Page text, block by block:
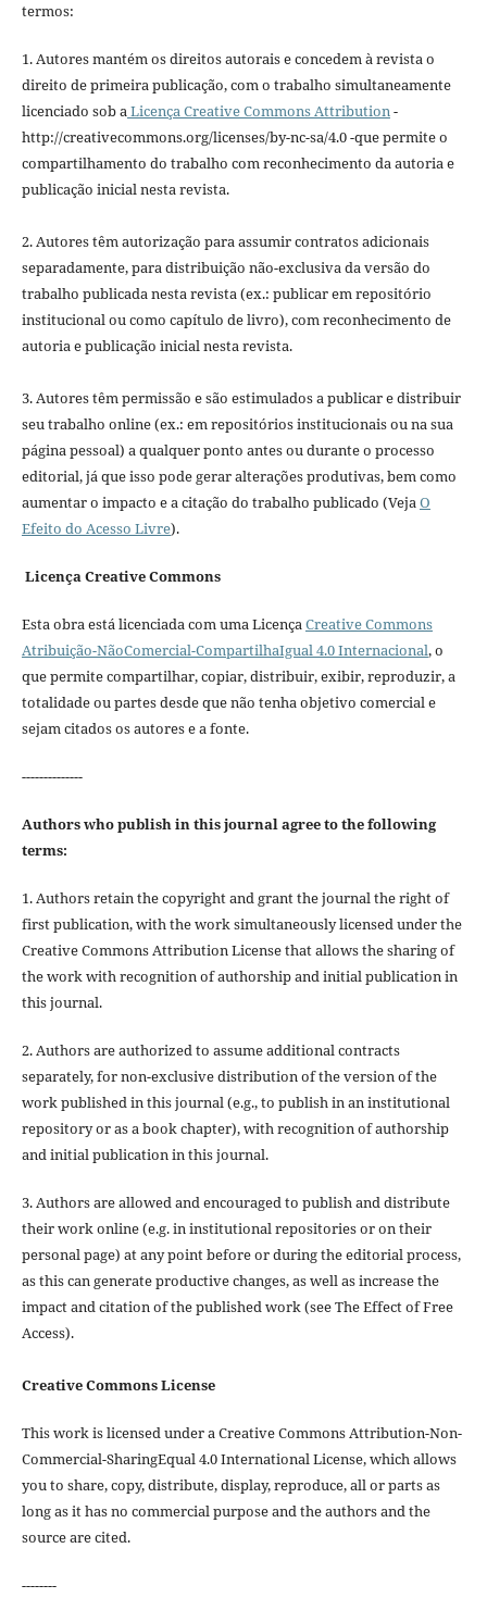
termos:
1. Autores mantém os direitos autorais e concedem à revista o
direito de primeira publicação, com o trabalho simultaneamente
licenciado sob aLicença Creative Commons Attribution-
http://creativecommons.org/licenses/by-nc-sa/4.0 -que permite o
compartilhamento do trabalho com reconhecimento da autoria e
publicação inicial nesta revista.
2. Autores têm autorização para assumir contratos adicionais
separadamente, para distribuição não-exclusiva da versão do
trabalho publicada nesta revista (ex.: publicar em repositório
institucional ou como capítulo de livro), com reconhecimento de
autoria e publicação inicial nesta revista.
3. Autores têm permissão e são estimulados a publicar e distribuir
seu trabalho online (ex.: em repositórios institucionais ou na sua
página pessoal) a qualquer ponto antes ou durante o processo
editorial, já que isso pode gerar alterações produtivas, bem como
aumentar o impacto e a citação do trabalho publicado (VejaO
Efeito do Acesso Livre).
Licença Creative Commons
Esta obra está licenciada com uma LicençaCreative Commons
Atribuição-NãoComercial-CompartilhaIgual 4.0 Internacional, o
que permite compartilhar, copiar, distribuir, exibir, reproduzir, a
totalidade ou partes desde que não tenha objetivo comercial e
sejam citados os autores e a fonte.
--------------
Authors who publish in this journal agree to the following
terms:
1. Authors retain the copyright and grant the journal the right of
first publication, with the work simultaneously licensed under the
Creative Commons Attribution License that allows the sharing of
the work with recognition of authorship and initial publication in
this journal.
2. Authors are authorized to assume additional contracts
separately, for non-exclusive distribution of the version of the
work published in this journal (e.g., to publish in an institutional
repository or as a book chapter), with recognition of authorship
and initial publication in this journal.
3. Authors are allowed and encouraged to publish and distribute
their work online (e.g. in institutional repositories or on their
personal page) at any point before or during the editorial process,
as this can generate productive changes, as well as increase the
impact and citation of the published work (see The Effect of Free
Access).
Creative Commons License
This work is licensed under a Creative Commons Attribution-Non-
Commercial-SharingEqual 4.0 International License, which allows
you to share, copy, distribute, display, reproduce, all or parts as
long as it has no commercial purpose and the authors and the
source are cited.
--------